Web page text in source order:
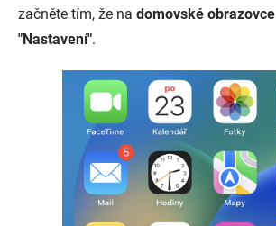
začněte tím, že na domovské obrazovce
"Nastavení".